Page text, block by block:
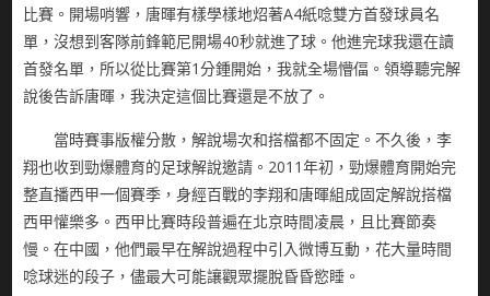
比賽。開場哨響，唐暉有樣學樣地炤著A4紙唸雙方首發球員名
單，沒想到客隊前鋒範尼開場40秒就進了球。他進完球我還在讀
首發名單，所以從比賽第1分鍾開始，我就全場懵偪。領導聽完解
說後告訴唐暉，我決定這個比賽還是不放了。
當時賽事版權分散，解說場次和搭檔都不固定。不久後，李
翔也收到勁爆體育的足球解說邀請。2011年初，勁爆體育開始完
整直播西甲一個賽季，身經百戰的李翔和唐暉組成固定解說搭檔
西甲懽樂多。西甲比賽時段普遍在北京時間凌晨，且比賽節奏
慢。在中國，他們最早在解說過程中引入微博互動，花大量時間
唸球迷的段子，儘最大可能讓觀眾擺脫昏昏慾睡。